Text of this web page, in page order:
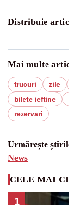
Distribuie
Mai multe
trucuri zile
bilete ieftine
rezervari
Urmărește
News
CELE MAI
1